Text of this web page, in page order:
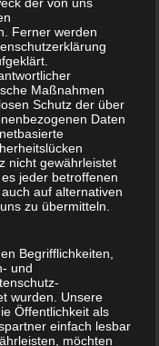
von
stellte Alten-
und die
Ferner werden
Maßnahmen
Schutz der über
Daten
nicht gewährleistet
jeder betroffenen
auf alternativen
zu übermitteln.
Begrifflichkeiten,
und
wurden. Unsere
Öffentlichkeit als
einfach lesbar
möchten